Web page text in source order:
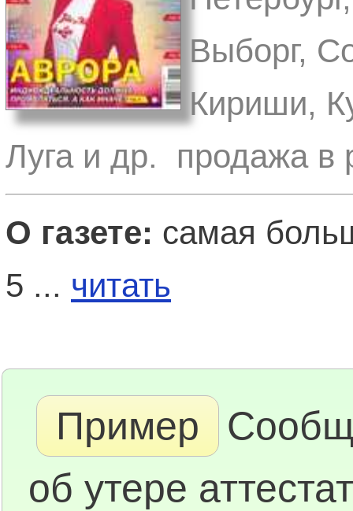
Выборг,
Кириши,
Луга и др. продажа в
О газете: самая
5 ... читать
Пример
об утере